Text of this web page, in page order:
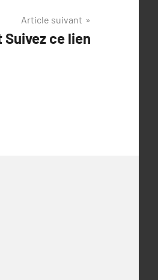
Article suivant
ce lien